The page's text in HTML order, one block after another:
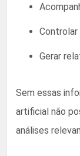
Gerar
Sem essas
artificial não
análises